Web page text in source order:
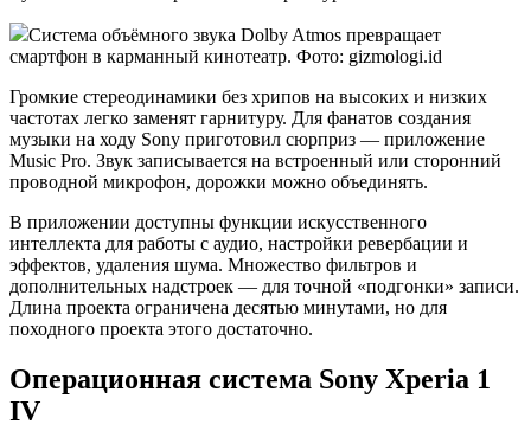
Система объёмного звука Dolby Atmos превращает
смартфон в карманный кинотеатр. Фото: gizmologi.id
Громкие стереодинамики без хрипов на высоких и низких
частотах легко заменят гарнитуру. Для фанатов создания
музыки на ходу Sony приготовил сюрприз — приложение
Music Pro. Звук записывается на встроенный или сторонний
проводной микрофон, дорожки можно объединять.
В приложении доступны функции искусственного
интеллекта для работы с аудио, настройки ревербации и
эффектов, удаления шума. Множество фильтров и
дополнительных надстроек — для точной «подгонки» записи.
Длина проекта ограничена десятью минутами, но для
походного проекта этого достаточно.
Операционная система Sony Xperia 1
IV